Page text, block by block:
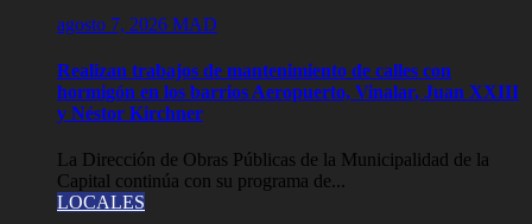
agosto 7, 2026 MAD
Realizan trabajos de mantenimiento de calles con
hormigón en los barrios Aeropuerto, Vinalar, Juan XXIII
y Néstor Kirchner
La Dirección de Obras Públicas de la Municipalidad de la
Capital continúa con su programa de...
LOCALES